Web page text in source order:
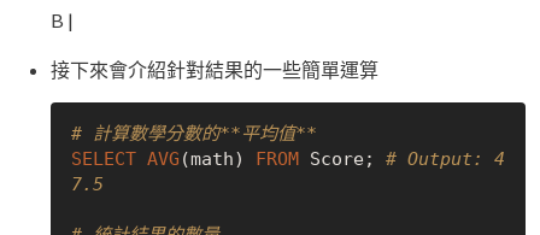
B |
接下來會介紹針對結果的一些簡單運算
# 計算數學分數的**平均值**
SELECT AVG (math) FROM Score; # Output: 4
7.5